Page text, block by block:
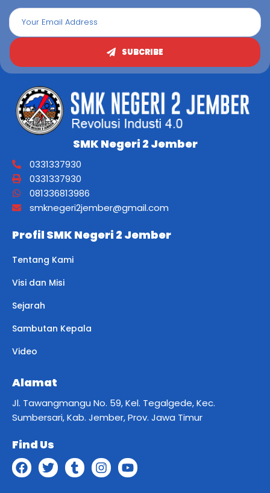
SUBCRIBE
SMK Negeri 2 Jember
0331337930
0331337930
081336813986
smknegeri2jember@gmail.com
Profil SMK Negeri 2 Jember
Tentang Kami
Visi dan Misi
Sejarah
Sambutan Kepala
Video
Alamat
Jl. Tawangmangu No. 59, Kel. Tegalgede, Kec.
Sumbersari, Kab. Jember, Prov. Jawa Timur
Find Us